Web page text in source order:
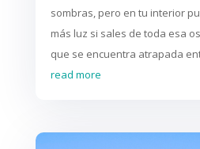
sombras, pero en tu interior
más luz si sales de toda esa
que se encuentra atrapada
read more